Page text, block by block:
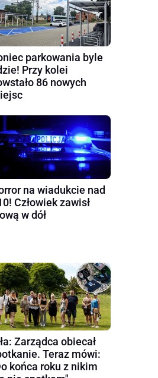
parkowania byle
Przy kolei
86 nowych
na wiadukcie nad
Człowiek zawisł
w dół
Zarządca obiecał
Teraz mówi:
końca roku z nikim